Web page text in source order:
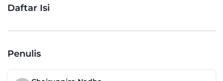
Daftar Isi
Penulis